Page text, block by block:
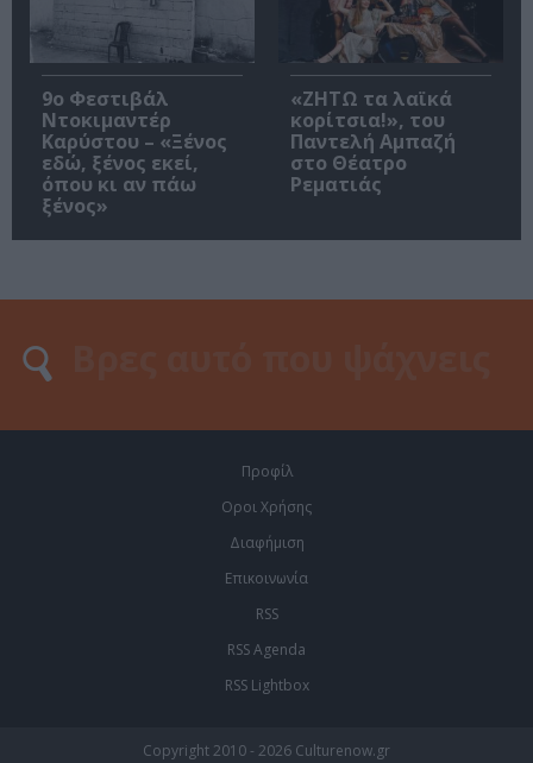
9ο Φεστιβάλ
Ντοκιμαντέρ
Καρύστου – «Ξένος
εδώ, ξένος εκεί,
όπου κι αν πάω
ξένος»
«ΖΗΤΩ τα λαϊκά
κορίτσια!», του
Παντελή Αμπαζή
στο Θέατρο
Ρεματιάς
Προφίλ
Οροι Χρήσης
Διαφήμιση
Επικοινωνία
RSS
RSS Agenda
RSS Lightbox
Copyright 2010 - 2026 Culturenow.gr